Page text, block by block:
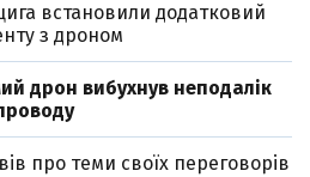
встановили додатковий
з дроном
дрон вибухнув неподалік
про теми своїх переговорів